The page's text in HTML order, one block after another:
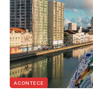
ACONTECE